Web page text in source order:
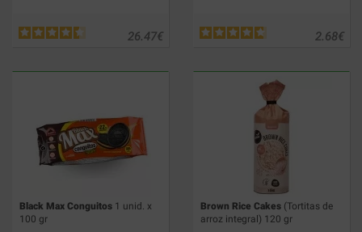
€
26.47 €
2.68
Black Max Conguitos 1 unid. x
100 gr
Brown Rice Cakes (Tortitas de
arroz integral) 120 gr